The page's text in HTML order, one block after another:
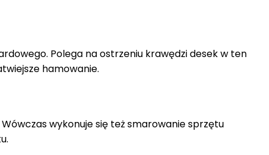
Polega na ostrzeniu krawędzi desek w ten
hamowanie.
wykonuje się też smarowanie sprzętu